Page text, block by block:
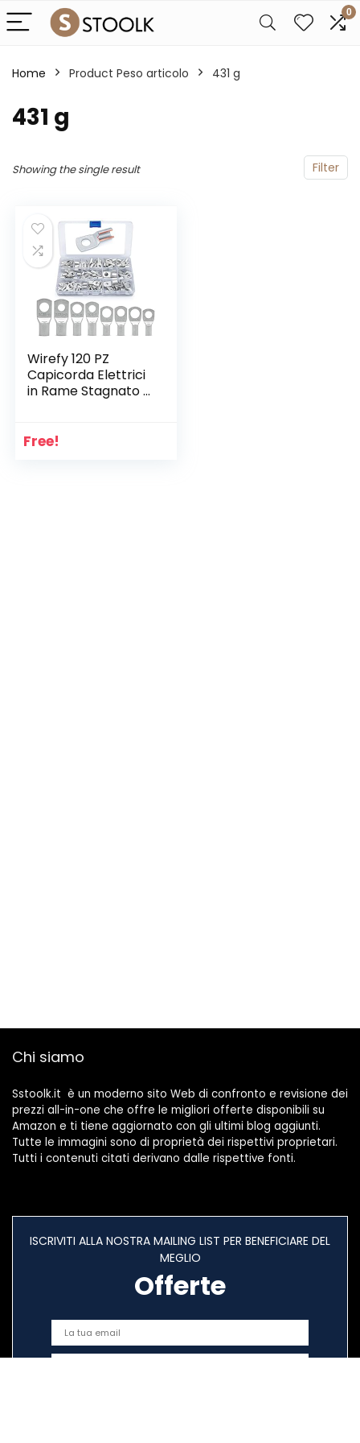
0
Home Product Peso articolo ‎431 g
‎431 g
Filter
Showing the single result
Wirefy 120 PZ
Capicorda Elettrici
in Rame Stagnato –
Connettori Anello –
Free!
Chi siamo
Sstoolk.it è un moderno sito Web di confronto e revisione dei
prezzi all-in-one che offre le migliori offerte disponibili su
Amazon e ti tiene aggiornato con gli ultimi blog aggiunti.
Tutte le immagini sono di proprietà dei rispettivi proprietari.
Tutti i contenuti citati derivano dalle rispettive fonti.
ISCRIVITI ALLA NOSTRA MAILING LIST PER BENEFICIARE DEL
MEGLIO
Offerte